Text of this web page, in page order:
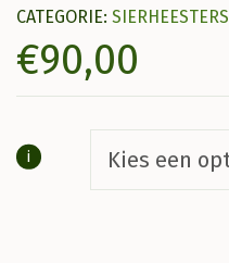
CATEGORIE: SIERHEESTERS
€90,00
i